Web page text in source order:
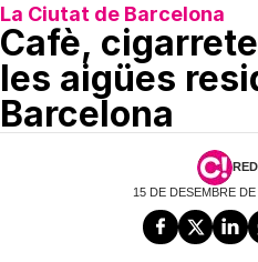
La Ciutat de Barcelona
Cafè,
les aigües
Barcelona
15 DE DESEMBRE